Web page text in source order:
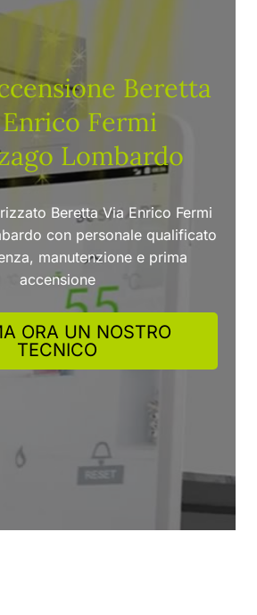
Beretta
Fermi
Lombardo
Beretta Via Enrico Fermi
con personale qualificato
manutenzione e prima
accensione
ORA UN NOSTRO
TECNICO